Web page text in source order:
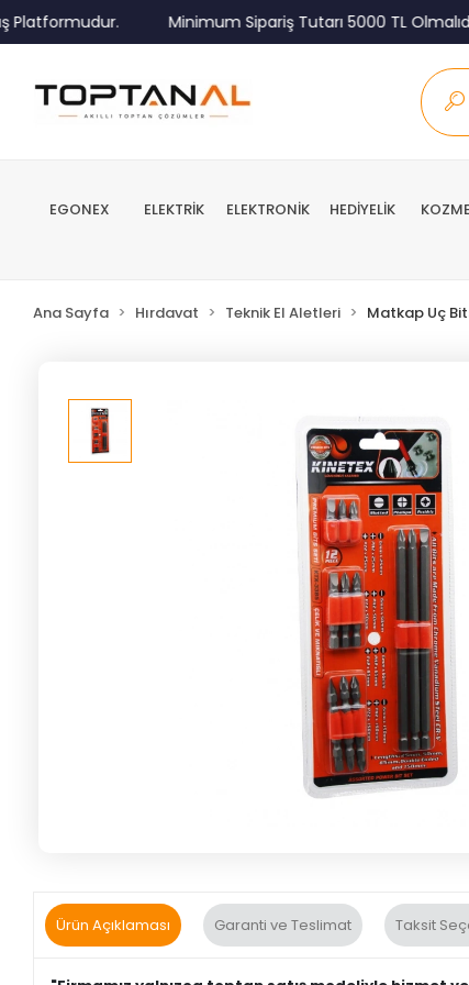
Minimum Sipariş Tutarı 5000 TL Olmalıdır.
EGONEX ELEKTRİK ELEKTRONİK HEDİYELİK
Ana Sayfa Hırdavat Teknik El Aletleri Matkap Uç
Ürün Açıklaması Garanti ve Teslimat Taksit